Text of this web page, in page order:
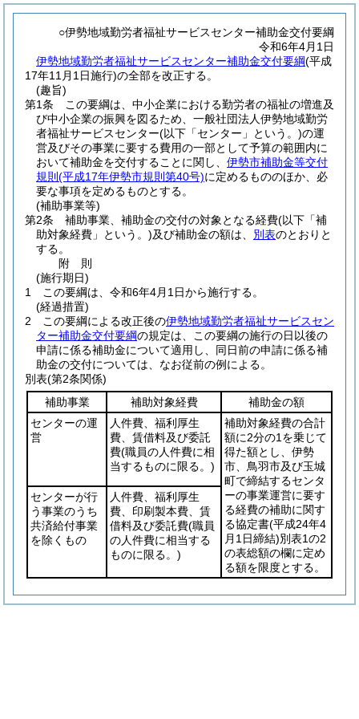
○伊勢地域勤労者福祉サービスセンター補助金交付要綱
令和6年4月1日
伊勢地域勤労者福祉サービスセンター補助金交付要綱(平成
17年11月1日施行)の全部を改正する。
(趣旨)
第1条
この要綱は、中小企業における勤労者の福祉の増進及
び中小企業の振興を図るため、一般社団法人伊勢地域勤労
者福祉サービスセンター(以下「センター」という。)の運
営及びその事業に要する費用の一部として予算の範囲内に
おいて補助金を交付することに関し、 伊勢市補助金等交付
規則 (平成17年伊勢市規則第40号)に定めるもののほか、必
要な事項を定めるものとする。
(補助事業等)
第2条
補助事業、補助金の交付の対象となる経費(以下「補
助対象経費」という。)及び補助金の額は、 別表のとおりと
する。
附 則
(施行期日)
1
この要綱は、令和6年4月1日から施行する。
(経過措置)
2
この要綱による改正後の伊勢地域勤労者福祉サービスセン
ター補助金交付要綱の規定は、この要綱の施行の日以後の
申請に係る補助金について適用し、同日前の申請に係る補
助金の交付については、なお従前の例による。
別表(第2条関係)
補助事業
補助対象経費
補助金の額
センターの運
営
人件費、福利厚生
費、賃借料及び委託
費(職員の人件費に相
当するものに限る。)
補助対象経費の合計
額に2分の1を乗じて
得た額とし、伊勢
市、鳥羽市及び玉城
町で締結するセンタ
ーの事業運営に要す
る経費の補助に関す
る協定書(平成24年4
月1日締結)別表1の2
の表総額の欄に定め
る額を限度とする。
センターが行
う事業のうち
共済給付事業
を除くもの
人件費、福利厚生
費、印刷製本費、賃
借料及び委託費(職員
の人件費に相当する
ものに限る。)